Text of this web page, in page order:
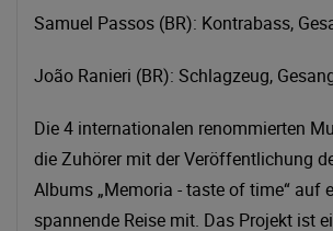
Samuel Passos (BR): Kontrabass,
João Ranieri (BR): Schlagzeug,
Die 4 internationalen renommierten
die Zuhörer mit der Veröffentlichung
Albums „Memoria - taste of time“ auf
spannende Reise mit. Das Projekt ist